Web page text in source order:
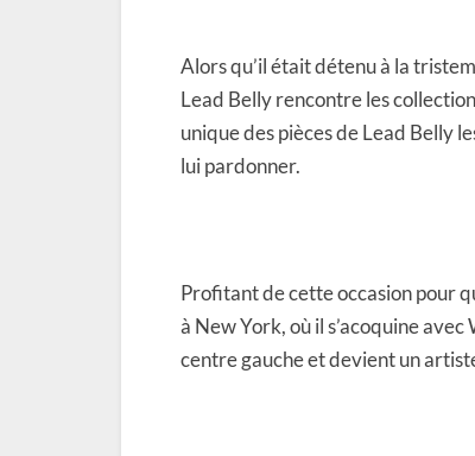
Alors qu’il était détenu à la
Lead Belly rencontre les
unique des pièces de Lead Belly
lui pardonner.
Profitant de cette occasion pour
à New York, où il s’acoquine
centre gauche et devient un